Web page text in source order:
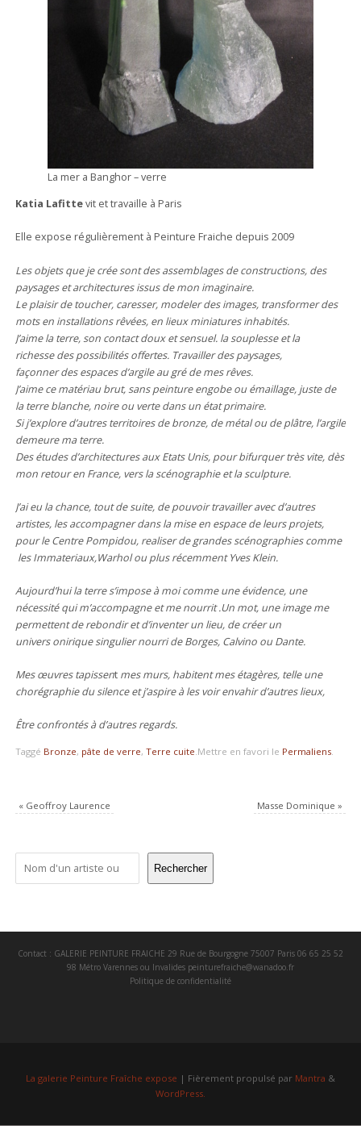
La mer a Banghor – verre
Katia Lafittevit et travaille à Paris
Elle expose régulièrement à Peinture Fraiche depuis 2009
Les objets que je crée sont des assemblages de constructions, des
paysages et architectures issus de mon imaginaire.
Le plaisir de toucher, caresser, modeler des images, transformer des
mots en installations rêvées, en lieux miniatures inhabités.
J’aime la terre, son contact doux et sensuel. la souplesse et la
richesse des possibilités offertes. Travailler des paysages,
façonner des espaces d’argile au gré de mes rêves.
J’aime ce matériau brut, sans peinture engobe ou émaillage, juste de
la terre blanche, noire ou verte dans un état primaire.
Si j’explore d’autres territoires de bronze, de métal ou de plâtre, l’argile
demeure ma terre.
Des études d’architectures aux Etats Unis, pour bifurquer très vite, dès
mon retour en France, vers la scénographie et la sculpture.
J’ai eu la chance, tout de suite, de pouvoir travailler avec d’autres
artistes, les accompagner dans la mise en espace de leurs projets,
pour le Centre Pompidou, realiser de grandes scénographies comme
les Immateriaux,Warhol ou plus récemment Yves Klein.
Aujourd’hui la terre s’impose à moi comme une évidence, une
nécessité qui m’accompagne et me nourrit .Un mot, une image me
permettent de rebondir et d’inventer un lieu, de créer un
univers onirique singulier nourri de Borges, Calvino ou Dante.
Mes œuvres tapissentmes murs, habitent mes étagères, telle une
chorégraphie du silence et j’aspire à les voir envahir d’autres lieux,
Être confrontés à d’autres regards.
Taggé Bronze, pâte de verre, Terre cuite Mettre en favori le Permaliens.
«Geoffroy Laurence Masse Dominique»
Rechercher
Contact : GALERIE PEINTURE FRAICHE 29 Rue de Bourgogne 75007 Paris 06 65 25 52
98 Métro Varennes ou Invalides peinturefraiche@wanadoo.fr
Politique de confidentialité
La galerie Peinture Fraîche expose | Fièrement propulsé par Mantra &
WordPress.